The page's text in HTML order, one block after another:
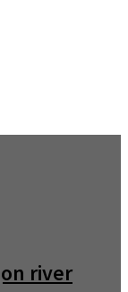
river